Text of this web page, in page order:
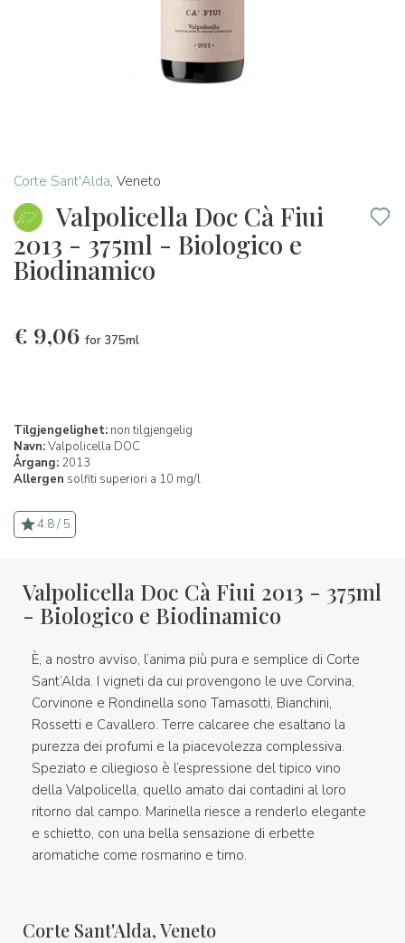
Corte Sant'Alda, Veneto
Valpolicella Doc Cà Fiui
2013 - 375ml - Biologico e
Biodinamico
€ 9,06 for 375ml
Tilgjengelighet: non tilgjengelig
Navn:Valpolicella DOC
Årgang: 2013
Allergen solfiti superiori a 10 mg/l
4.8 / 5
Valpolicella Doc Cà Fiui 2013 - 375ml
- Biologico e Biodinamico
È, a nostro avviso, l’anima più pura e semplice di Corte
Sant’Alda. I vigneti da cui provengono le uve Corvina,
Corvinone e Rondinella sono Tamasotti, Bianchini,
Rossetti e Cavallero. Terre calcaree che esaltano la
purezza dei profumi e la piacevolezza complessiva.
Speziato e ciliegioso è l’espressione del tipico vino
della Valpolicella, quello amato dai contadini al loro
ritorno dal campo. Marinella riesce a renderlo elegante
e schietto, con una bella sensazione di erbette
aromatiche come rosmarino e timo.
Corte Sant'Alda, Veneto